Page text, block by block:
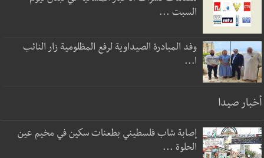
السبت ...
وفد المبادرة الصيداوية لرفع المظلومية زار النائب
ا...
أخبار صيدا
إصابة شاب فلسطيني بطعنات سكين في مخيم عين
الحلوة ...